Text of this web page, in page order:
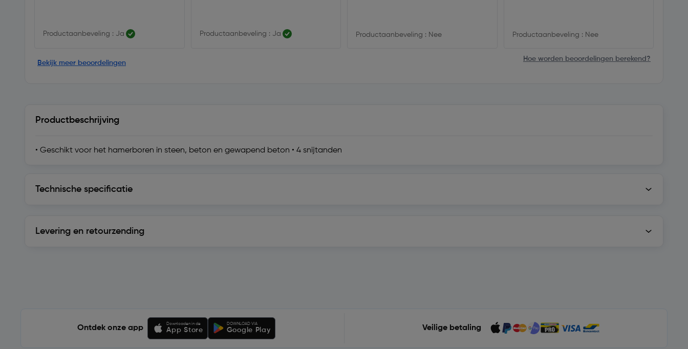
Productaanbeveling : Ja Productaanbeveling : Ja Productaanbeveling : Nee Productaanbeveling : Nee
Bekijk meer beoordelingen
Hoe worden beoordelingen berekend?
Productbeschrijving
• Geschikt voor het hamerboren in steen, beton en gewapend beton • 4 snijtanden
Technische specificatie
Levering en retourzending
Ontdek onze app
Downloaden in de
App Store
DOWNLOAD VIA
Google Play Veilige betaling